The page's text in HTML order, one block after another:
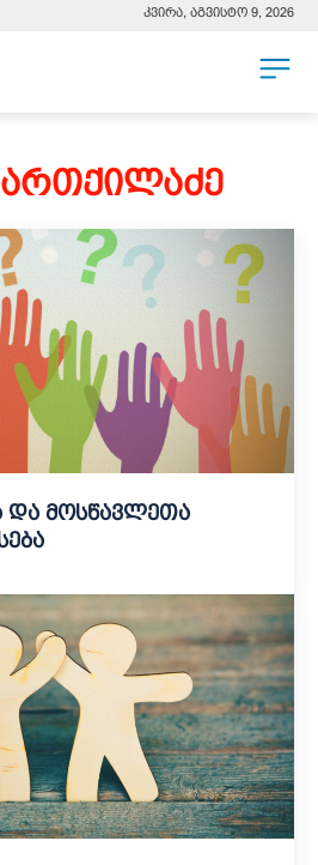
კვირა, აგვისტო 9, 2026
და მოსწავლეთა